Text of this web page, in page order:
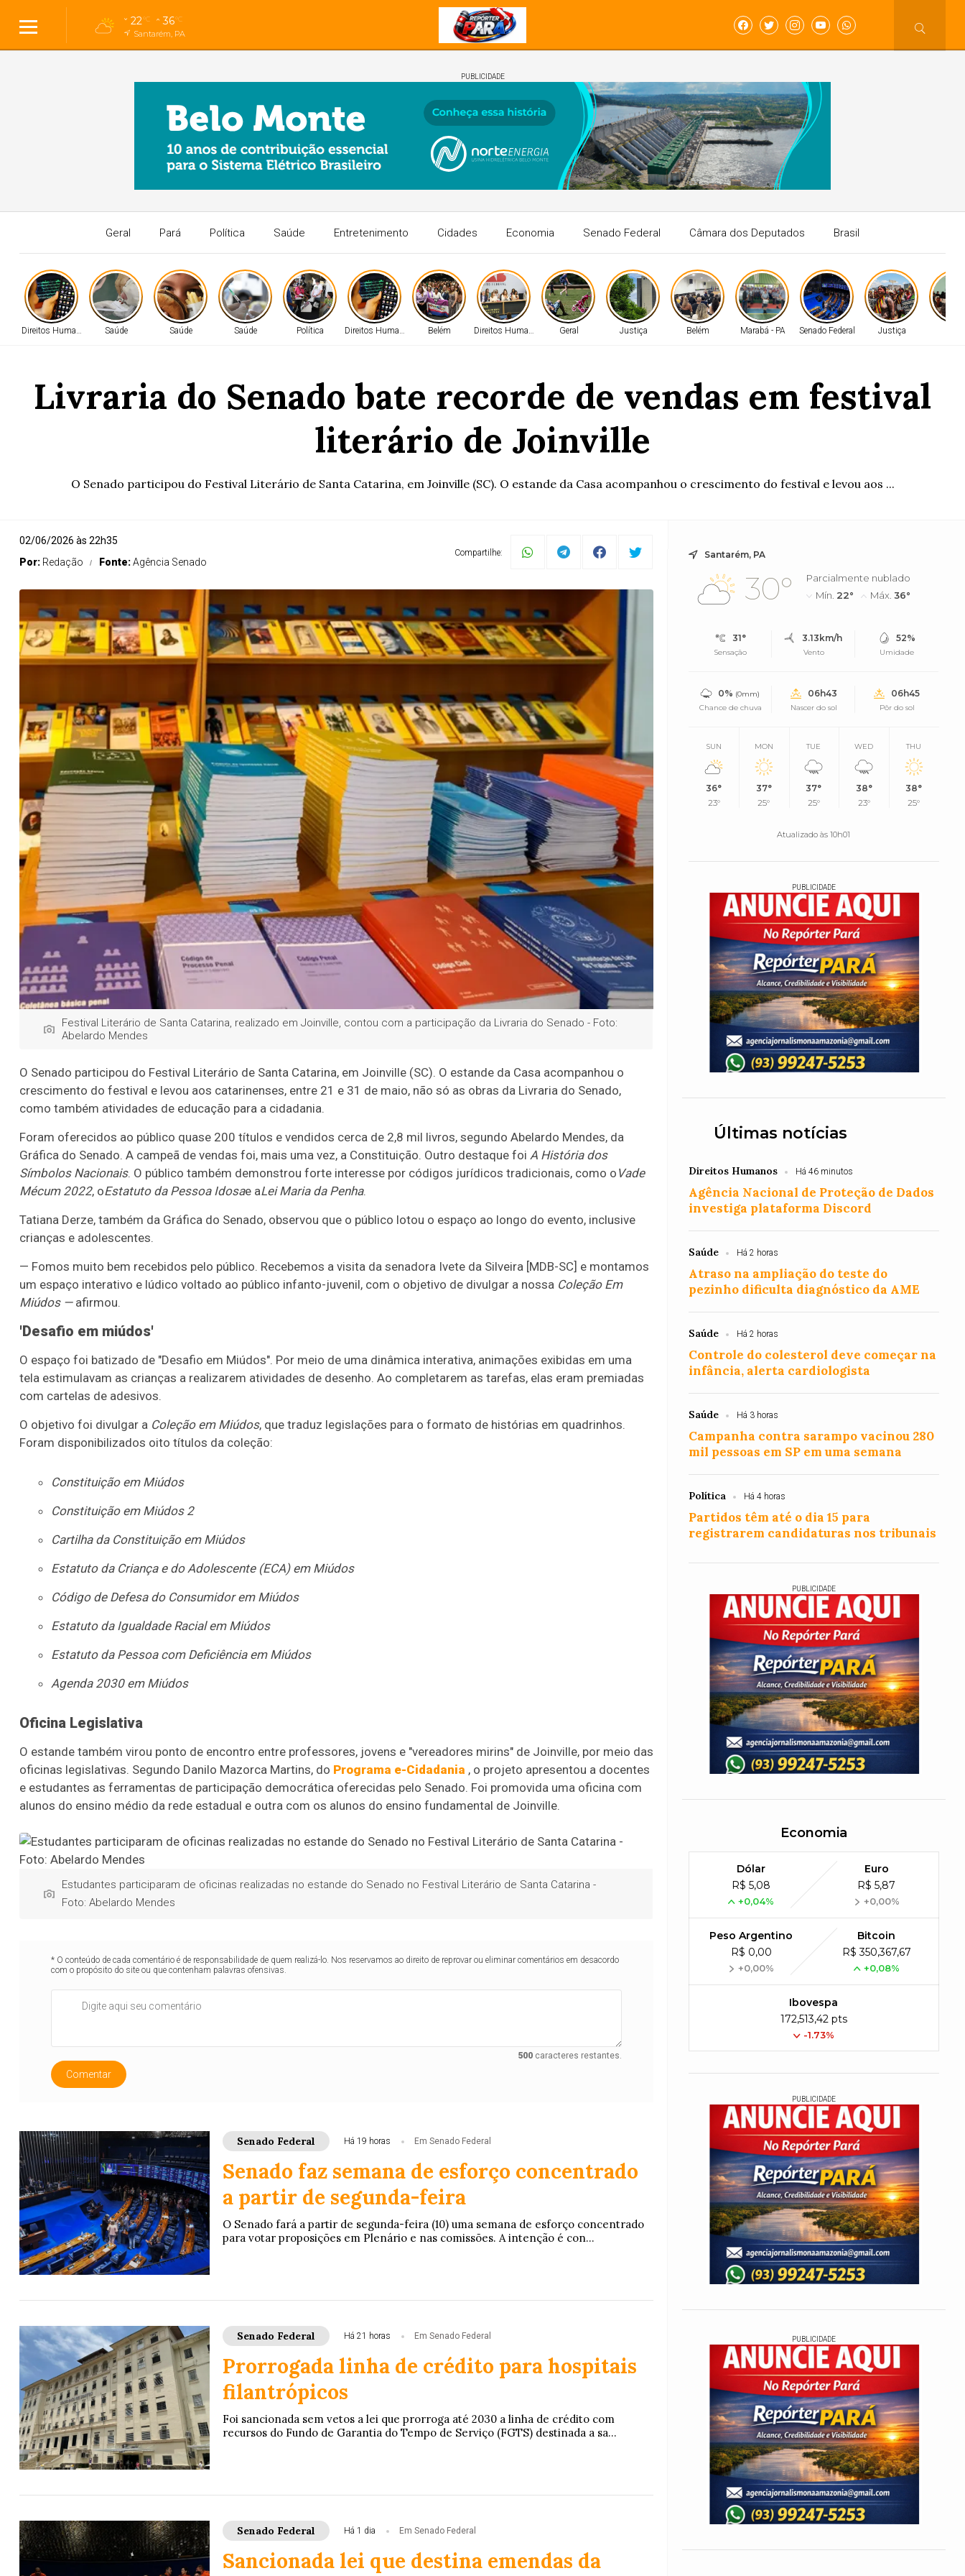
22°C 36°C
Santarém, PA
PUBLICIDADE
Geral Pará Política Saúde Entretenimento Cidades Economia Senado Federal Câmara dos Deputados Brasil
Direitos Humanos Saúde Saúde Saúde Política Direitos Humanos Belém Direitos Humanos Geral Justiça Belém Marabá - PA Senado Federal Justiça
Livraria do Senado bate recorde de vendas em festival
literário de Joinville
O Senado participou do Festival Literário de Santa Catarina, em Joinville (SC). O estande da Casa acompanhou o crescimento do festival e levou aos ...
02/06/2026 às 22h35
Por: Redação Fonte:Agência Senado
Compartilhe:
Festival Literário de Santa Catarina, realizado em Joinville, contou com a participação da Livraria do Senado - Foto:
Abelardo Mendes
O Senado participou do Festival Literário de Santa Catarina, em Joinville (SC). O estande da Casa acompanhou o
crescimento do festival e levou aos catarinenses, entre 21 e 31 de maio, não só as obras da Livraria do Senado,
como também atividades de educação para a cidadania.
Foram oferecidos ao público quase 200 títulos e vendidos cerca de 2,8 mil livros, segundo Abelardo Mendes, da
Gráfica do Senado. A campeã de vendas foi, mais uma vez, a Constituição. Outro destaque foi A História dos
Símbolos Nacionais. O público também demonstrou forte interesse por códigos jurídicos tradicionais, como o Vade
Mécum 2022, oEstatuto da Pessoa Idosae aLei Maria da Penha.
Tatiana Derze, também da Gráfica do Senado, observou que o público lotou o espaço ao longo do evento, inclusive
crianças e adolescentes.
— Fomos muito bem recebidos pelo público. Recebemos a visita da senadora Ivete da Silveira [MDB-SC] e montamos
um espaço interativo e lúdico voltado ao público infanto-juvenil, com o objetivo de divulgar a nossa Coleção Em
Miúdos —afirmou.
'Desafio em miúdos'
O espaço foi batizado de "Desafio em Miúdos". Por meio de uma dinâmica interativa, animações exibidas em uma
tela estimulavam as crianças a realizarem atividades de desenho. Ao completarem as tarefas, elas eram premiadas
com cartelas de adesivos.
O objetivo foi divulgar a Coleção em Miúdos, que traduz legislações para o formato de histórias em quadrinhos.
Foram disponibilizados oito títulos da coleção:
Constituição em Miúdos
Constituição em Miúdos 2
Cartilha da Constituição em Miúdos
Estatuto da Criança e do Adolescente (ECA) em Miúdos
Código de Defesa do Consumidor em Miúdos
Estatuto da Igualdade Racial em Miúdos
Estatuto da Pessoa com Deficiência em Miúdos
Agenda 2030 em Miúdos
Oficina Legislativa
O estande também virou ponto de encontro entre professores, jovens e "vereadores mirins" de Joinville, por meio das
oficinas legislativas. Segundo Danilo Mazorca Martins, do Programa e-Cidadania , o projeto apresentou a docentes
e estudantes as ferramentas de participação democrática oferecidas pelo Senado. Foi promovida uma oficina com
alunos do ensino médio da rede estadual e outra com os alunos do ensino fundamental de Joinville.
Estudantes participaram de oficinas realizadas no estande do Senado no Festival Literário de Santa Catarina -
Foto: Abelardo Mendes
* O conteúdo de cada comentário é de responsabilidade de quem realizá-lo. Nos reservamos ao direito de reprovar ou eliminar comentários em desacordo
com o propósito do site ou que contenham palavras ofensivas.
500caracteres restantes.
Comentar
Senado Federal Há 19 horas Em Senado Federal
Senado faz semana de esforço concentrado
a partir de segunda-feira
O Senado fará a partir de segunda-feira (10) uma semana de esforço concentrado
para votar proposições em Plenário e nas comissões. A intenção é con...
Senado Federal Há 21 horas Em Senado Federal
Prorrogada linha de crédito para hospitais
filantrópicos
Foi sancionada sem vetos a lei que prorroga até 2030 a linha de crédito com
recursos do Fundo de Garantia do Tempo de Serviço (FGTS) destinada a sa...
Senado Federal Há 1 dia Em Senado Federal
Sancionada lei que destina emendas da
Santarém, PA
30°
Parcialmente nublado
Mín. 22° Máx.36°
31°
Sensação
3.13km/h
Vento
52%
Umidade
0% (0mm)
Chance de chuva
06h43
Nascer do sol
06h45
Pôr do sol
SUN
36°
23°
MON
37°
25°
TUE
37°
25°
WED
38°
23°
THU
38°
25°
Atualizado às 10h01
PUBLICIDADE
Últimas notícias
Direitos Humanos Há 46 minutos
Agência Nacional de Proteção de Dados
investiga plataforma Discord
Saúde Há 2 horas
Atraso na ampliação do teste do
pezinho dificulta diagnóstico da AME
Saúde Há 2 horas
Controle do colesterol deve começar na
infância, alerta cardiologista
Saúde Há 3 horas
Campanha contra sarampo vacinou 280
mil pessoas em SP em uma semana
Política Há 4 horas
Partidos têm até o dia 15 para
registrarem candidaturas nos tribunais
PUBLICIDADE
Economia
Dólar
R$ 5,08
+0,04%
Euro
R$ 5,87
+0,00%
Peso Argentino
R$ 0,00
+0,00%
Bitcoin
R$ 350,367,67
+0,08%
Ibovespa
172,513,42 pts
-1.73%
PUBLICIDADE
PUBLICIDADE